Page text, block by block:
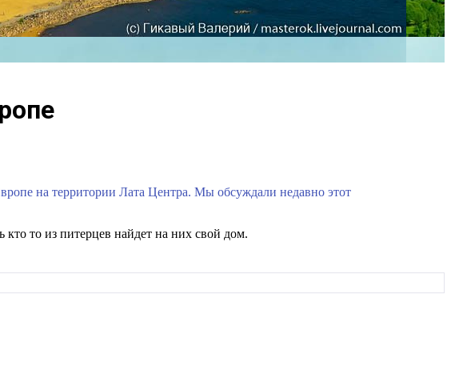
на территории Лата Центра. Мы обсуждали недавно этот
то из питерцев найдет на них свой дом.